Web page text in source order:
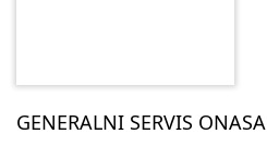
GENERALNI SERVIS ONASA